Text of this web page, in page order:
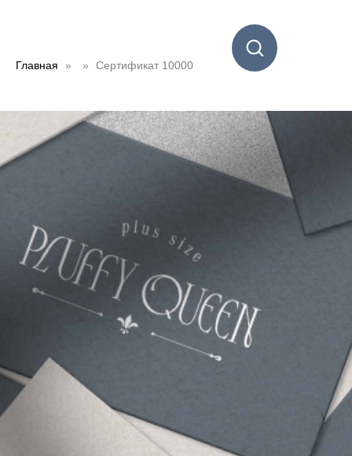
Главная Сертификат 10000